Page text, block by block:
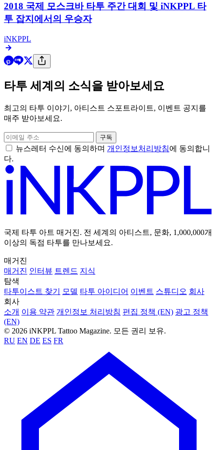
2018 국제 모스크바 타투 주간 대회 및 iNKPPL 타
투 잡지에서의 우승자
iNKPPL
타투 세계의 소식을 받아보세요
최고의 타투 이야기, 아티스트 스포트라이트, 이벤트 공지를
매주 받아보세요.
구독
뉴스레터 수신에 동의하며 개인정보처리방침에 동의합니
다.
국제 타투 아트 매거진. 전 세계의 아티스트, 문화, 1,000,000개
이상의 독점 타투를 만나보세요.
매거진
매거진 인터뷰 트렌드 지식
탐색
타투이스트 찾기
모델 타투 아이디어 이벤트 스튜디오 회사
회사
소개 이용 약관 개인정보 처리방침 편집 정책 (EN) 광고 정책
(EN)
© 2026 iNKPPL Tattoo Magazine. 모든 권리 보유.
RU EN DE ES FR